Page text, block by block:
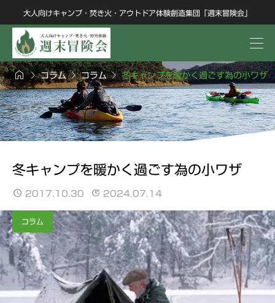
大人向けキャンプ・焚き火・アウトドア体験創造集団「週末冒険会」
コラムコラム冬キャンプを暖かく過ごす為の小ワザ
冬キャンプを暖かく過ごす為の小ワザ
2017.10.30 2024.07.14
コラム